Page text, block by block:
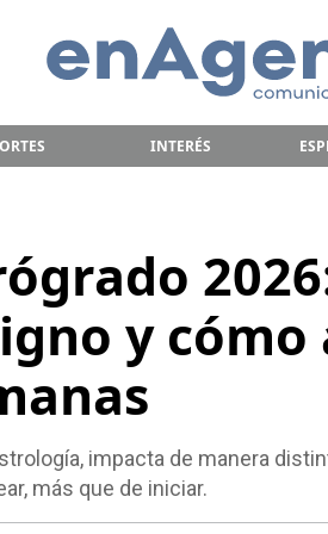
INTERÉS
y
impacta de manera
más que de iniciar.